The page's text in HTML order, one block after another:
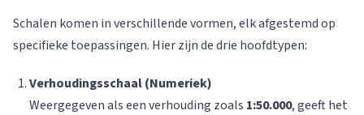
Schalen komen in verschillende vormen, elk afgestemd op
specifieke toepassingen. Hier zijn de drie hoofdtypen:
Verhoudingsschaal (Numeriek)
Weergegeven als een verhouding zoals 1:50.000, geeft het